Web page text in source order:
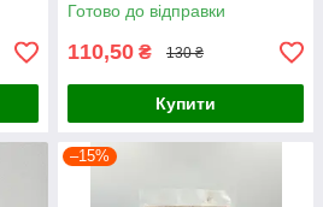
Готово до відправки
110,50 ₴ 130 ₴
Купити
–15%